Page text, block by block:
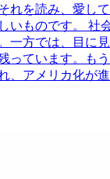
れを読み、愛し
いものです。 社
一方では、目に
っています。も
、アメリカ化が